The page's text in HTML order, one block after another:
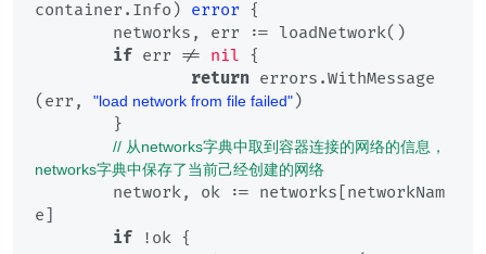
container.Info) error {
if err != nil {
return errors.WithMessage
(err, "load network from file failed")
// 从networks字典中取到容器连接的网络的信息，
networks字典中保存了当前己经创建的网络
e]
if !ok {